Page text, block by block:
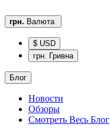
грн. Валюта
$ USD
грн. Гривна
Блог
Новости
Обзоры
Смотреть Весь Блог